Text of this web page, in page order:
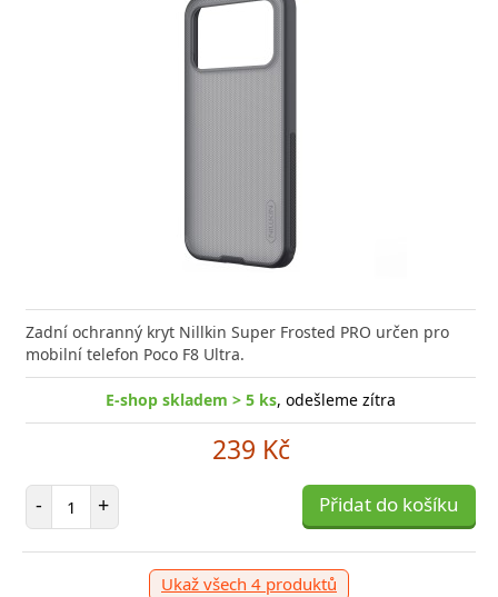
Zadní ochranný kryt Nillkin Super Frosted PRO určen pro
mobilní telefon Poco F8 Ultra.
E-shop skladem > 5 ks, odešleme zítra
239 Kč
- Počet položek
+ Přidat do košíku
Ukaž všech 4 produktů
efektivní nabíjení kdykoliv potřebujete Baseus
Nabíječka pro všechna
E-shop skladem > 10 ks, odešleme zítra
položek
+ Přidat do košíku
Rychlá
-